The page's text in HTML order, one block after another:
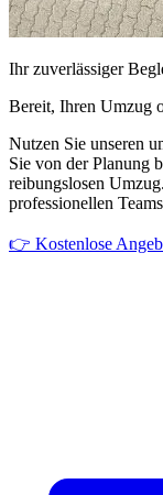
Ihr zuverlässiger
Bereit, Ihren Umzug
Nutzen Sie unseren
Sie von der Planung
reibungslosen
professionellen
👉 Kostenlose